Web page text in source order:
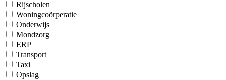
Rijscholen
Woningcoörperatie
Onderwijs
Mondzorg
ERP
Transport
Taxi
Opslag